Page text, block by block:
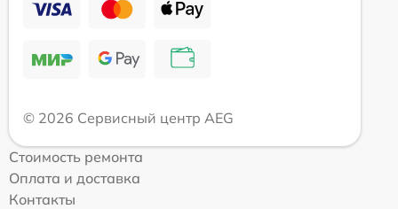
© 2026 Сервисный центр AEG
Стоимость ремонта
Оплата и доставка
Контакты